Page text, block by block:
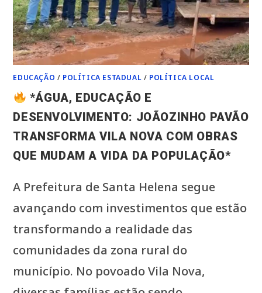
EDUCAÇÃO / POLÍTICA ESTADUAL / POLÍTICA LOCAL
*ÁGUA, EDUCAÇÃO E
DESENVOLVIMENTO: JOÃOZINHO PAVÃO
TRANSFORMA VILA NOVA COM OBRAS
QUE MUDAM A VIDA DA POPULAÇÃO*
A Prefeitura de Santa Helena segue
avançando com investimentos que estão
transformando a realidade das
comunidades da zona rural do
município. No povoado Vila Nova,